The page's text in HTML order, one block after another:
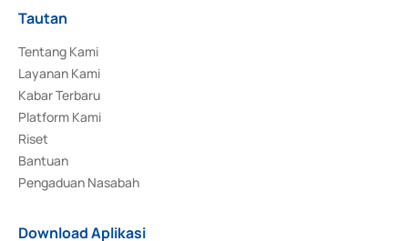
Tautan
Tentang Kami
Layanan Kami
Kabar Terbaru
Platform Kami
Riset
Bantuan
Pengaduan Nasabah
Download Aplikasi